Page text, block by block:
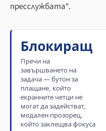
пресслужбата“.
Блокиращ
Пречи на
завършването на
задача — бутон за
плащане, който
екранните четци не
могат да задействат,
модален прозорец,
който заклещва фокуса